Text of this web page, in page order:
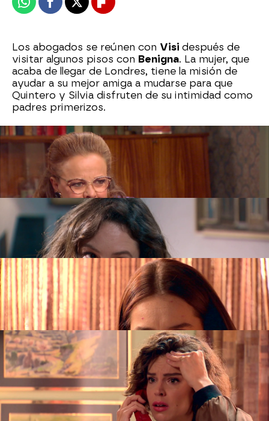
WhatsappFacebook
X Flipboard
Los abogados se reúnen con Visi después de
visitar algunos pisos con Benigna. La mujer, que
acaba de llegar de Londres, tiene la misión de
ayudar a su mejor amiga a mudarse para que
Quintero y Silvia disfruten de su intimidad como
padres primerizos.
¡Planes de boda a la vista! Román
le cuenta a su
hermana que quiere pedirle matrimonio a
y
le enseña el anillo que tiene preparado para
sorprender al amor de su vida.
Luisita llama aMarcelinoy entra en pánico al
malinterpretar la conversación entre sus padres
sobre la salud de Pelayo.
La situación desata el caos en la familia y lleva a
Luisita a contactar a sus hermanos con la noticia
de quePelayo se está muriendo. La familia se
prepara para volver a casa.
Antena 3 » Series » Amar es para siempre » Capítulos